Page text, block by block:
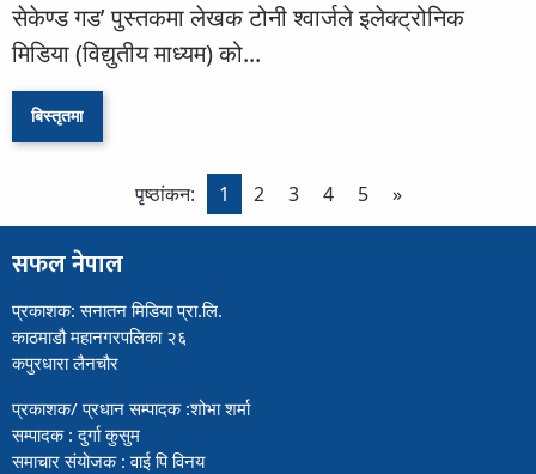
सेकेण्ड गड’ पुस्तकमा लेखक टोनी श्वार्जले इलेक्ट्रोनिक
मिडिया (विद्युतीय माध्यम) को...
बिस्तृतमा
पृष्ठांकन: 1 2 3 4 5 »
सफल नेपाल
प्रकाशक: सनातन मिडिया प्रा.लि.
काठमाडौ महानगरपलिका २६
कपुरधारा लैनचौर
प्रकाशक/ प्रधान सम्पादक :शोभा शर्मा
सम्पादक : दुर्गा कुसुम
समाचार संयोजक : वाई पि विनय